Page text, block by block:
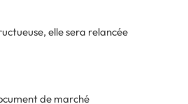
elle sera relancée
de marché